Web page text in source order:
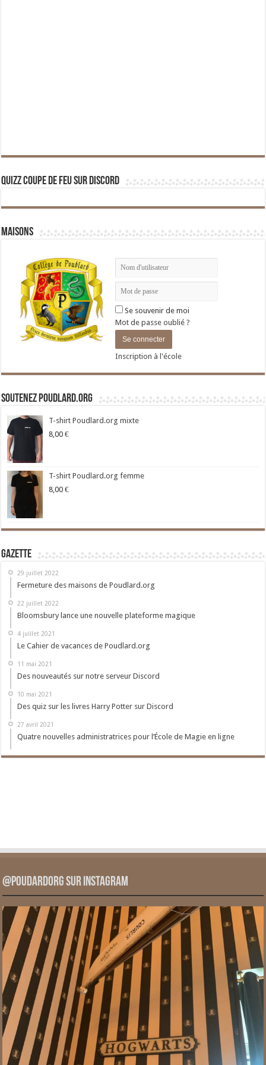
Quizz Coupe de Feu sur Discord
Maisons
Se souvenir de moi
Mot de passe oublié ?
Inscription à l'école
Soutenez Poudlard.org
T-shirt Poudlard.org mixte
8,00 €
T-shirt Poudlard.org femme
8,00 €
Gazette
29 juillet 2022
Fermeture des maisons de Poudlard.org
22 juillet 2022
Bloomsbury lance une nouvelle plateforme magique
4 juillet 2021
Le Cahier de vacances de Poudlard.org
11 mai 2021
Des nouveautés sur notre serveur Discord
10 mai 2021
Des quiz sur les livres Harry Potter sur Discord
27 avril 2021
Quatre nouvelles administratrices pour l’École de Magie en ligne
@PoudardOrg sur Instagram